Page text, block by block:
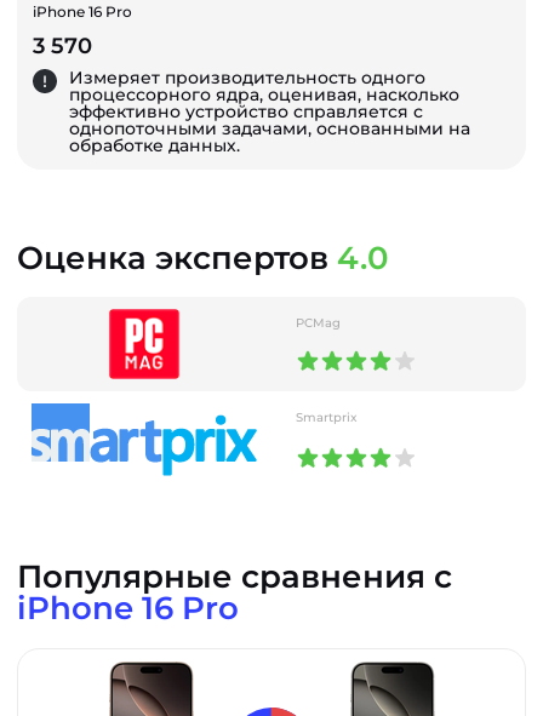
iPhone 16 Pro
3 570
Измеряет производительность одного
процессорного ядра, оценивая, насколько
эффективно устройство справляется с
однопоточными задачами, основанными на
обработке данных.
Оценка экспертов 4.0
PCMag
Smartprix
Популярные сравнения с
iPhone 16 Pro